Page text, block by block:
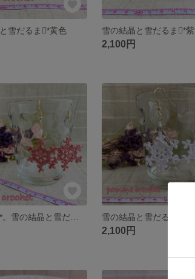
雪だるま*黄色 雪の結晶と雪だるま*紫
2,100円
雪の結晶と雪だるま*白
2,100円